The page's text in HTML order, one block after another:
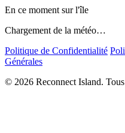
En ce moment sur l'île
Chargement de la météo…
Politique de Confidentialité
Générales
© 2026 Reconnect Island.